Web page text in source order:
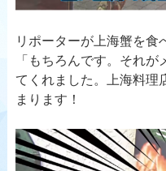
リポーターが上海蟹を食
「もちろんです。それ
てくれました。上海料理
まります！